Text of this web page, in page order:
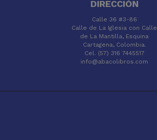
DIRECCIÓN
Calle 36 #3-86
Calle de La Iglesia con Calle
de La Mantilla, Esquina
Cartagena, Colombia.
Cel. (57) 316 7445517
info@abacolibros.com